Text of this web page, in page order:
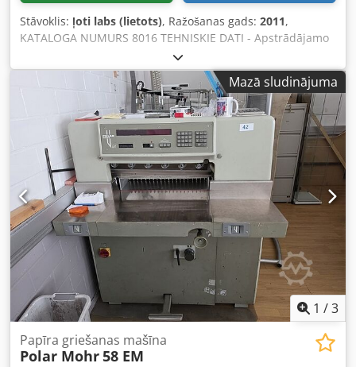
Stāvoklis: ļoti labs (lietots), Ražošanas gads: 2011,
KATALOGA NUMURS 8016 TEHNISKIE DATI - Apstrādājamo
tapu diametru diapazons: 60–160 mm - Maksimālais
ievadmateriāla diametrs: 210 mm Cedezrui Ijpfx Aqxerf -
Minimālais ievadmateriāla garums: 1000 mm -
Maksimālais apstrādes pārpalikums vienā pusē: 30 mm -
Uzstādīta čaula ar diametru: 90 mm - Nažgalvas piedziņas
motors: 22 kW - Bezpakāpju padeves ātruma regulēšana +
uz priekšu/atpakaļ ar frekvenču pārveidotāju - Padeves
motors: 1,5 kW Aprīkojums: - Ievades renis - 6 zobaini
vilkšanas veltņi - 4-nažu galva - 6 gludi vilkšanas
izvadveltnīši - Komplektā ar 10 čaulām - Izmēri
(garums/platums/augstums): 2800 x 1300 x 2150 mm -
Svars: aptuveni 2200 kg PRIEKŠROCĪBAS – Ražots Polijā,
SAFO zīmols – DTR + CE dokumentācija – Komplektā ar
čaulām – Lietots apaļošanas aparāts, ļoti labā stāvoklī Cena
bez PVN: 98 900 PLN Cena bez PVN: 23 548 EUR (aprēķinot
pēc kursa 4,20 EUR) (Cenas var mainīties atkarībā no
valūtas svārstībām)
Mazā sludinājuma
1 /3
Papīra griešanas mašīna
Polar Mohr58 EM